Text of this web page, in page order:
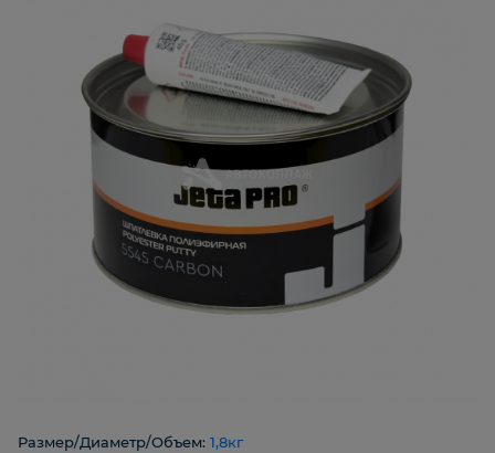
Размер/Диаметр/Объем: 1,8кг